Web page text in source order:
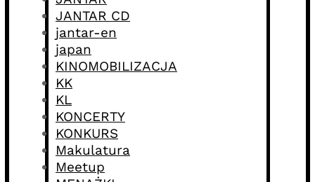
JANTAR CD
jantar-en
japan
KINOMOBILIZACJA
KK
KL
KONCERTY
KONKURS
Makulatura
Meetup